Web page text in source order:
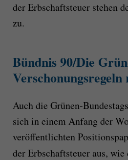
der Erbschaftsteuer stehen
zu.
Bündnis 90/Die
Verschonungsregeln
Auch die Grünen-
sich in einem Anfang der
veröffentlichten
der Erbschaftsteuer aus, wie